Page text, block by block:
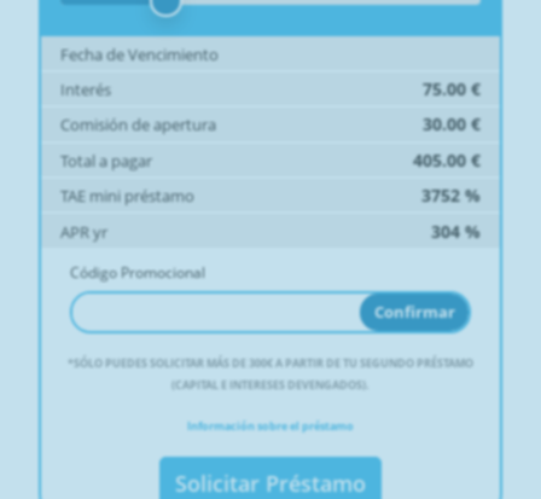
Fecha de Vencimiento
Interés
75.00 €
Comisión de apertura 30.00 €
Total a pagar 405.00 €
TAE mini préstamo 3752 %
APR yr 304 %
Código Promocional
Confirmar
*SÓLO PUEDES SOLICITAR MÁS DE 300€ A PARTIR DE TU SEGUNDO PRÉSTAMO
(CAPITAL E INTERESES DEVENGADOS).
Información sobre el préstamo
Solicitar Préstamo